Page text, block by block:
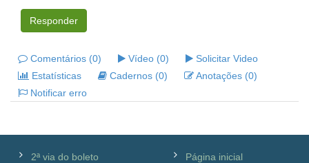
Responder
Comentários (0) Vídeo (0)
Solicitar Video
Estatísticas
Cadernos (0)
Anotações (0)
Notificar erro
2ª via do boleto
Página inicial